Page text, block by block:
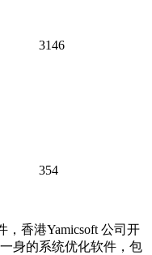
3146
354
，香港Yamicsoft 公司开
身的系统优化软件，包